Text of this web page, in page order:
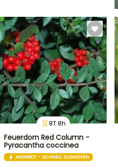
8T8h
Feuerdorn Red Column -
Pyracantha coccinea
ANGEBOT - SCHNELL ZUGREIFEN